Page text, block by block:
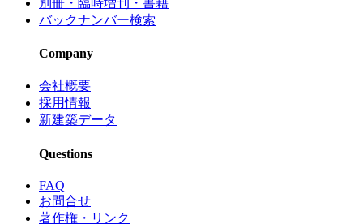
バックナンバー検索
Company
会社概要
採用情報
新建築データ
Questions
FAQ
お問合せ
著作権・リンク